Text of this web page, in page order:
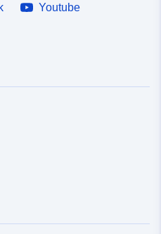
Youtube